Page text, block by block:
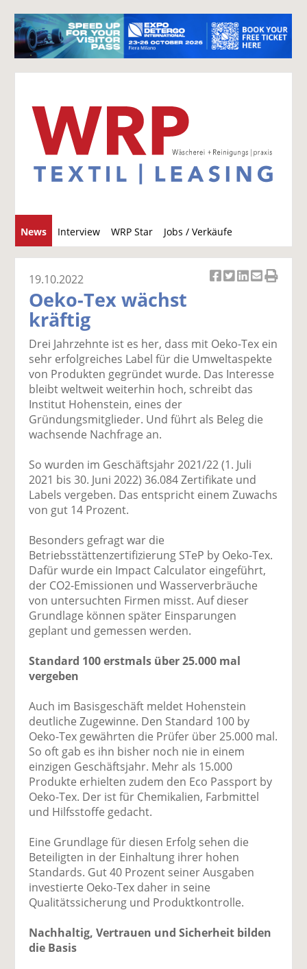
News Interview WRP Star Jobs / Verkäufe
u
c
el
a
uf
F
ac
b
o
k
te
il
el
t
wi
tt
er
n
el
a
uf
Li
n
e
n
te
il
e
p
er
E
m
ai
l
er
se
n
d
el
D
ru
ck
19.10.2022
Oeko-Tex wächst
kräftig
Drei Jahrzehnte ist es her, dass mit Oeko-Tex ein
sehr erfolgreiches Label für die Umweltaspekte
von Produkten gegründet wurde. Das Interesse
bleibt weltweit weiterhin hoch, schreibt das
Institut Hohenstein, eines der
Gründungsmitglieder. Und führt als Beleg die
wachsende Nachfrage an.
So wurden im Geschäftsjahr 2021/22 (1. Juli
2021 bis 30. Juni 2022) 36.084 Zertifikate und
Labels vergeben. Das entspricht einem Zuwachs
von gut 14 Prozent.
Besonders gefragt war die
Betriebsstättenzertifizierung STeP by Oeko-Tex.
Dafür wurde ein Impact Calculator eingeführt,
der CO2-Emissionen und Wasserverbräuche
von untersuchten Firmen misst. Auf dieser
Grundlage können später Einsparungen
geplant und gemessen werden.
Standard 100 erstmals über 25.000 mal
vergeben
Auch im Basisgeschäft meldet Hohenstein
deutliche Zugewinne. Den Standard 100 by
Oeko-Tex gewährten die Prüfer über 25.000 mal.
So oft gab es ihn bisher noch nie in einem
einzigen Geschäftsjahr. Mehr als 15.000
Produkte erhielten zudem den Eco Passport by
Oeko-Tex. Der ist für Chemikalien, Farbmittel
und Hilfsstoffe gedacht.
Eine Grundlage für diesen Erfolg sehen die
Beteiligten in der Einhaltung ihrer hohen
Standards. Gut 40 Prozent seiner Ausgaben
investierte Oeko-Tex daher in seine
Qualitätssicherung und Produktkontrolle.
Nachhaltig, Vertrauen und Sicherheit bilden
die Basis